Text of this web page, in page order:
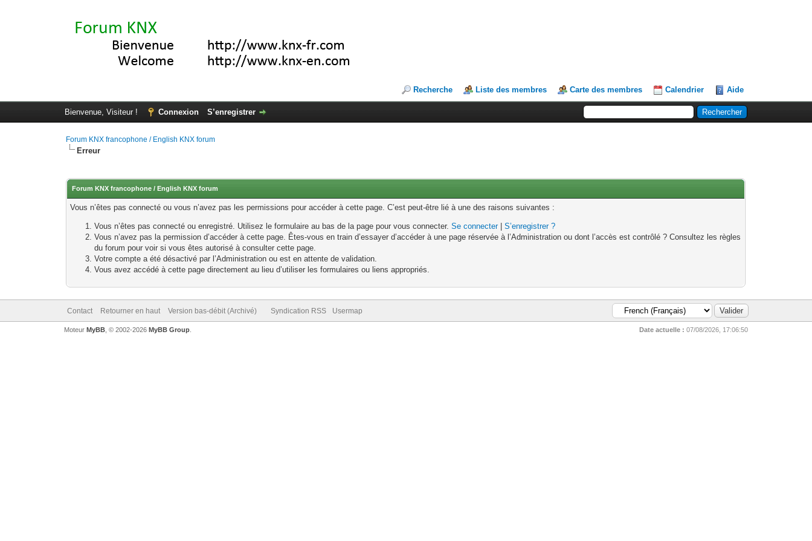
Recherche Liste des membres Carte des membres Calendrier Aide
Bienvenue, Visiteur ! Connexion S’enregistrer
Forum KNX francophone / English KNX forum
Erreur
Forum KNX francophone / English KNX forum
Vous n’êtes pas connecté ou vous n’avez pas les permissions pour accéder à cette page. C’est peut-être lié à une des raisons suivantes :
Vous n’êtes pas connecté ou enregistré. Utilisez le formulaire au bas de la page pour vous connecter.Se connecter|S’enregistrer ?
Vous n’avez pas la permission d’accéder à cette page. Êtes-vous en train d’essayer d’accéder à une page réservée à l’Administration ou dont l’accès est contrôlé ? Consultez les règles
du forum pour voir si vous êtes autorisé à consulter cette page.
Votre compte a été désactivé par l’Administration ou est en attente de validation.
Vous avez accédé à cette page directement au lieu d’utiliser les formulaires ou liens appropriés.
Contact Retourner en haut Version bas-débit (Archivé) Syndication RSS Usermap
Date actuelle : 07/08/2026, 17:06:50
Moteur MyBB, © 2002-2026 MyBB Group.